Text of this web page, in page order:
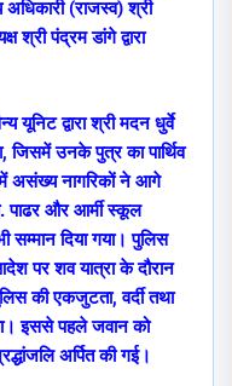
अधिकारी (राजस्व) श्री
पंद्रम डांगे द्वारा
द्वारा श्री मदन धुर्वे
,जिसमें उनके पुत्र का पार्थिव
में असंख्य नागरिकों ने आगे
पाढर और आर्मी स्कूल
सम्मान दिया गया। पुलिस
पर शव यात्रा के दौरान
की एकजुटता,वर्दी तथा
इससे पहले जवान को
अर्पित की गई।